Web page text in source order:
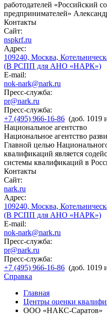
работодателей «Российский
предпринимателей»
Контакты
Сайт:
nspkrf.ru
Адрес:
109240, Москва,
(В РСПП для АНО «НАРК»)
E-mail:
nok-nark@nark.ru
Пресс-служба:
pr@nark.ru
Пресс-служба:
+7 (495) 966-16-86 (доб. 1019
Национальное агентство
Национальное агентство
Главной целью
квалификаций является
системы квалификаций в
Контакты
Сайт:
nark.ru
Адрес:
109240, Москва,
(В РСПП для АНО «НАРК»)
E-mail:
nok-nark@nark.ru
Пресс-служба:
pr@nark.ru
Пресс-служба:
+7 (495) 966-16-86 (доб. 1019
Справка
Главная
Центры оценки
ООО «НАКС-Саратов»